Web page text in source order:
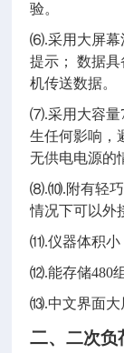
验。
⑹.采用大屏
提示；
数据具
机传送数据。
⑺.采用大容量
生任何影响，
无供电电源的
⑻.⑽.附有轻
情况下可以外
⑾.仪器体积小
⑿.能存储480
⒀.中文界面
二、二次负